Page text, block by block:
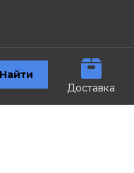
Найти
Доставка